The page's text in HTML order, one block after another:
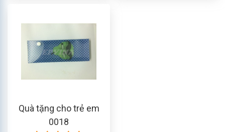
Quà tặng cho trẻ em
0018